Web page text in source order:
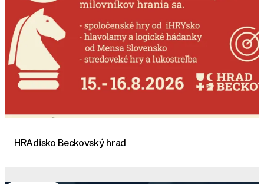
HRAdisko Beckovský hrad